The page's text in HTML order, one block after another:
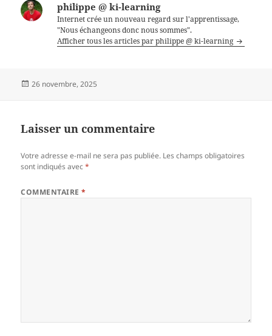
philippe @ ki-learning
Internet crée un nouveau regard sur l'apprentissage,
"Nous échangeons donc nous sommes".
Afficher tous les articles par philippe @ ki-learning
Publié
26 novembre, 2025
Laisser un commentaire
Votre adresse e-mail ne sera pas publiée. Les champs obligatoires
sont indiqués avec*
COMMENTAIRE*